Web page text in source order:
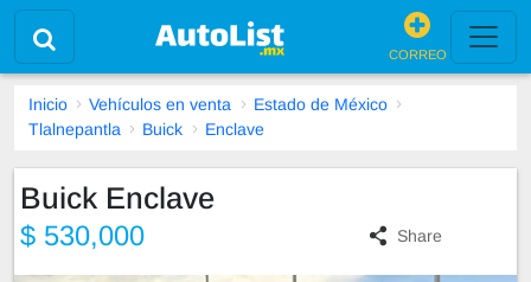
CORREO
Inicio Vehículos en venta
Estado de México
Tlalnepantla
Buick Enclave
Buick Enclave
$ 530,000 Share